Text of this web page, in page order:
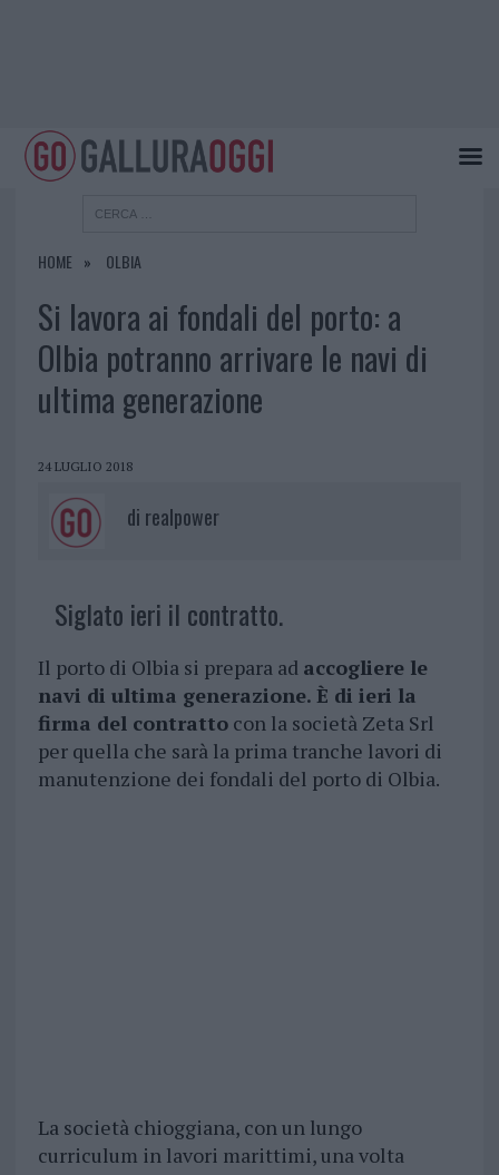
HOME OLBIA
Si lavora ai fondali del porto: a
Olbia potranno arrivare le navi di
ultima generazione
24 LUGLIO 2018
di realpower
Siglato ieri il contratto.
Il porto di Olbia si prepara ad accogliere le
navi di ultima generazione. È di ieri la
firma del contrattocon la società Zeta Srl
per quella che sarà la prima tranche lavori di
manutenzione dei fondali del porto di Olbia.
La società chioggiana, con un lungo
curriculum in lavori marittimi, una volta